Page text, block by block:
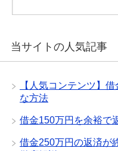
当サイトの人気記事
【人気コンテンツ】
な方法
借金150万円を余裕で
借金250万円の返済が